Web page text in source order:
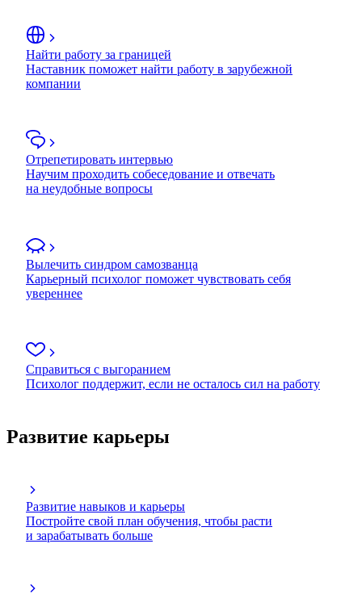
Найти работу за границей
Наставник поможет найти работу в зарубежной
компании
Отрепетировать интервью
Научим проходить собеседование и отвечать
на неудобные вопросы
Вылечить синдром самозванца
Карьерный психолог поможет чувствовать себя
увереннее
Справиться с выгоранием
Психолог поддержит, если не осталось сил на работу
Развитие карьеры
Развитие навыков и карьеры
Постройте свой план обучения, чтобы расти
и зарабатывать больше